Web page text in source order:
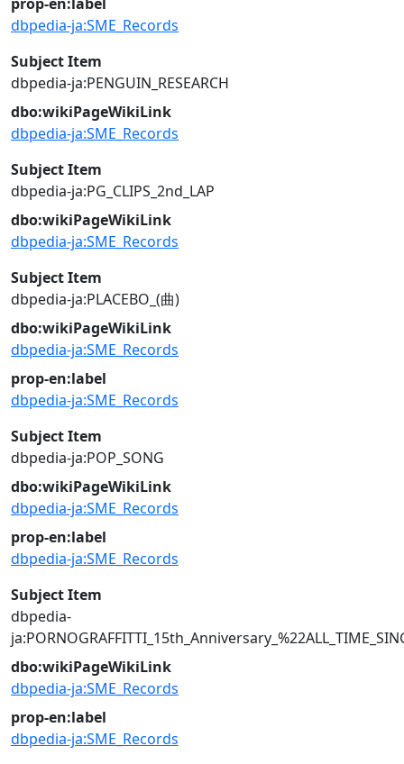
dbpedia-ja:SME_Records
Subject Item
dbpedia-ja:PENGUIN_RESEARCH
dbo:wikiPageWikiLink
dbpedia-ja:SME_Records
Subject Item
dbpedia-ja:PG_CLIPS_2nd_LAP
dbo:wikiPageWikiLink
dbpedia-ja:SME_Records
Subject Item
dbpedia-ja:PLACEBO_(曲)
dbo:wikiPageWikiLink
dbpedia-ja:SME_Records
prop-en:label
dbpedia-ja:SME_Records
Subject Item
dbpedia-ja:POP_SONG
dbo:wikiPageWikiLink
dbpedia-ja:SME_Records
prop-en:label
dbpedia-ja:SME_Records
Subject Item
dbpedia-
dbo:wikiPageWikiLink
dbpedia-ja:SME_Records
prop-en:label
dbpedia-ja:SME_Records